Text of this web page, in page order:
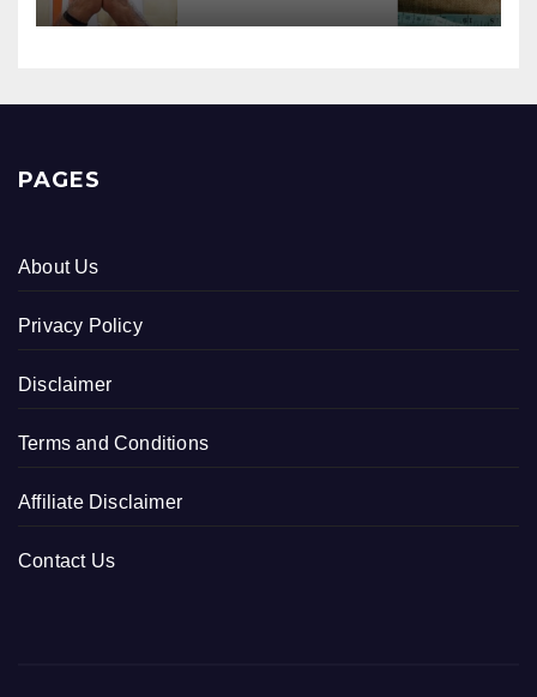
PAGES
About Us
Privacy Policy
Disclaimer
Terms and Conditions
Affiliate Disclaimer
Contact Us